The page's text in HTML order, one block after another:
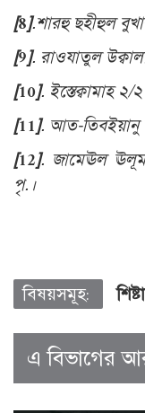
[8].শারহু ছহীহুল
[9]. রাওযাতুল
[10]. ইস্তেক্বামাহ
[11]. আত-তিবইয়ানু
[12]. জামেঊল
পৃ.।
বিষয়সমূহ:
এ বিভাগের